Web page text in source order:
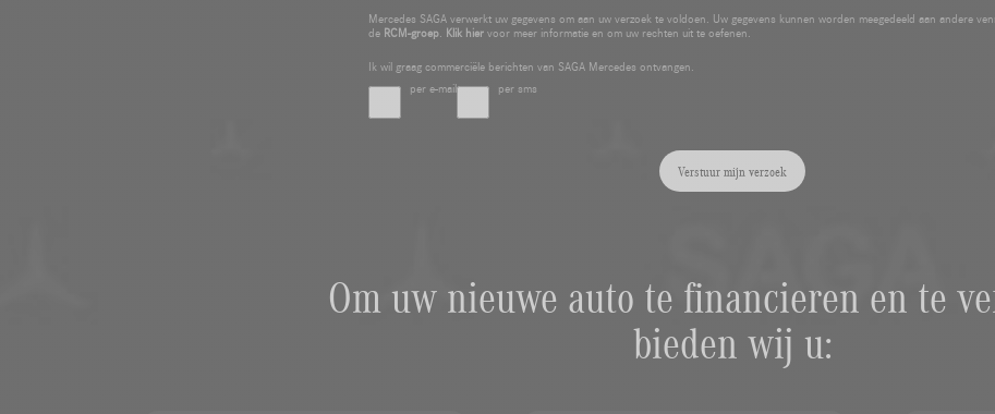
Mercedes SAGA verwerkt uw gegevens om aan uw verzoek te voldoen. Uw gegevens kunnen worden meegedeeld aan andere
de RCM-groep. Klik hiervoor meer informatie en om uw rechten uit te oefenen.
Ik wil graag commerciële berichten van SAGA Mercedes ontvangen.
per e-mail
per sms
Verstuur mijn verzoek
Om uw nieuwe auto te financieren en te
bieden wij u: